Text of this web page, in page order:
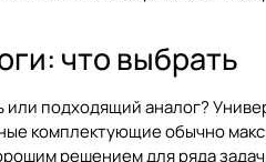
что выбрать
подходящий аналог?
комплектующие обычно
решением для ряда